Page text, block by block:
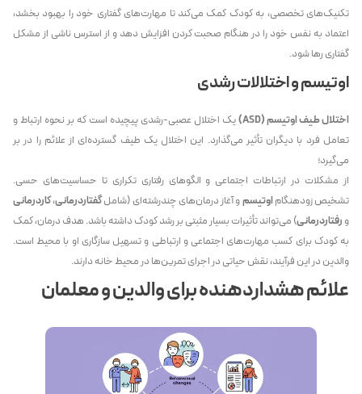
تکنیک‌های تخصصی، به کودک کمک می‌کند تا مهارت‌های گفتاری خود را بهبود بخشد،
اعتماد به نفس خود را در هنگام صحبت کردن افزایش دهد و از استرس ناشی از مشکل
گفتاری رها شود.
اوتیسم و اختلالات رشدی
اختلال طیف اوتیسم (ASD)
یک اختلال عصبی-رشدی پیچیده است که بر نحوه ارتباط و
تعامل فرد با دیگران تأثیر می‌گذارد. این اختلال یک طیف گسترده‌ای از علائم را در بر
می‌گیرد؛
از مشکلات در ارتباطات اجتماعی و الگوهای رفتاری تکراری تا حساسیت‌های حسی.
تشخیص زودهنگاماوتیسمو آغاز درمان‌های چندرشته‌ای (شاملگفتاردرمانی،کاردرمانی
و رفتاردرمانی) می‌تواند تأثیرات بسیار مثبتی بر رشد کودک داشته باشد. هدف درمان، کمک
به کودک برای کسب مهارت‌های اجتماعی و ارتباطی و تسهیل سازگاری او با محیط است.
والدین در این فرآیند، نقش حیاتی در اجرای تمرین‌ها در محیط خانه دارند.
علائم هشداردهنده برای والدین و معلمان